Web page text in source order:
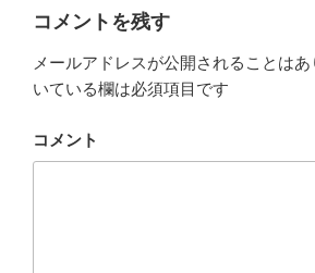
e
b
o
o
er
a
コメントを残す
メールアドレスが公開されることはあ
いている欄は必須項目です
コメント